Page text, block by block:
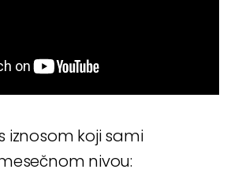
iznosom koji sami
nivou: